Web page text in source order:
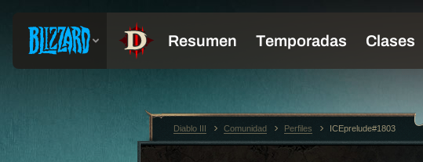
Diablo III Comunidad Perfiles ICEprelude#1803